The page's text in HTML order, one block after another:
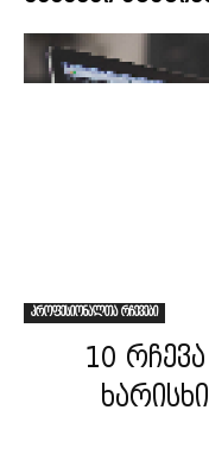
პროფესიონალთა რჩევები
10